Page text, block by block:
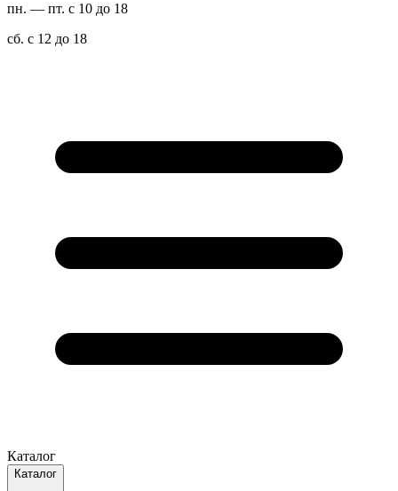
пн. — пт. с 10 до 18
сб. с 12 до 18
Каталог
Каталог